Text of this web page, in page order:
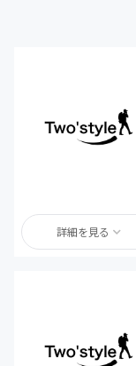
詳細を見る